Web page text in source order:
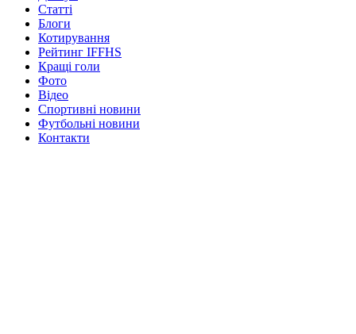
Статті
Блоги
Котирування
Рейтинг IFFHS
Кращі голи
Фото
Відео
Спортивні новини
Футбольні новини
Контакти